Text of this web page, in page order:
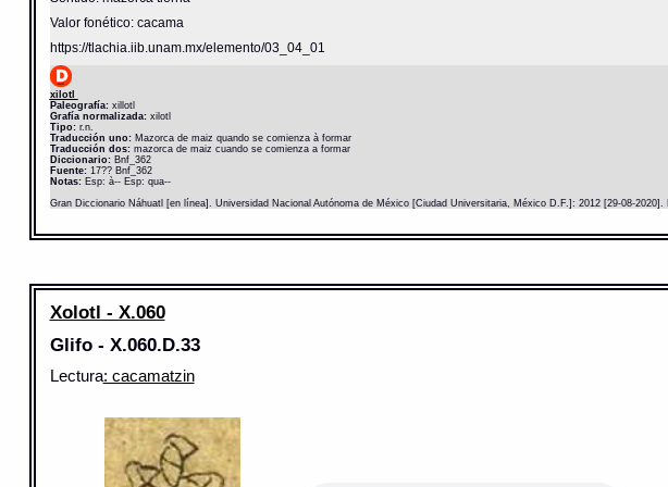
Valor fonético: cacama
https://tlachia.iib.unam.mx/elemento/03_04_01
xilotl
Paleografía:xillotl
Grafía normalizada:xilotl
Tipo:r.n.
Traducción uno:Mazorca de maiz quando se comienza à formar
Traducción dos:mazorca de maiz cuando se comienza a formar
Diccionario: Bnf_362
Fuente:17?? Bnf_362
Notas:Esp: à-- Esp: qua--
Gran Diccionario Náhuatl [en línea]. Universidad Nacional Autónoma de México [Ciudad Universitaria, México D.F.]: 2012 [29-08-
Xolotl - X.060
Glifo - X.060.D.33
Lectura: cacamatzin